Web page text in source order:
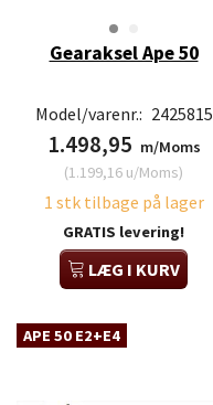
Gearaksel Ape 50
Model/varenr.: 2425815
1.498,95 m/Moms
(1.199,16 u/Moms)
1 stk tilbage på lager
GRATIS levering!
LÆG I KURV
APE 50 E2+E4